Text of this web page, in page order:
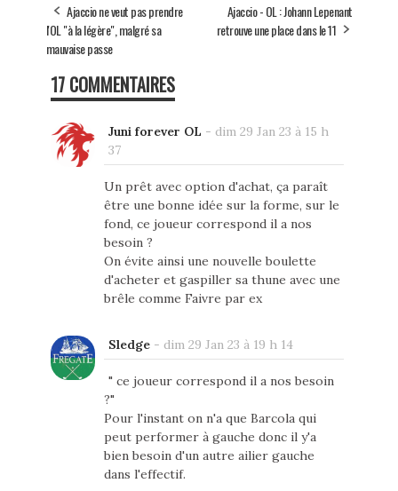
Ajaccio ne veut pas prendre
l'OL "à la légère", malgré sa
mauvaise passe
Ajaccio - OL : Johann Lepenant
retrouve une place dans le 11
17 COMMENTAIRES
Juni forever OL - dim 29 Jan 23 à 15 h
37
Un prêt avec option d'achat, ça paraît
être une bonne idée sur la forme, sur le
fond, ce joueur correspond il a nos
besoin ?
On évite ainsi une nouvelle boulette
d'acheter et gaspiller sa thune avec une
brêle comme Faivre par ex
Sledge- dim 29 Jan 23 à 19 h 14
" ce joueur correspond il a nos besoin
?"
Pour l'instant on n'a que Barcola qui
peut performer à gauche donc il y'a
bien besoin d'un autre ailier gauche
dans l'effectif.